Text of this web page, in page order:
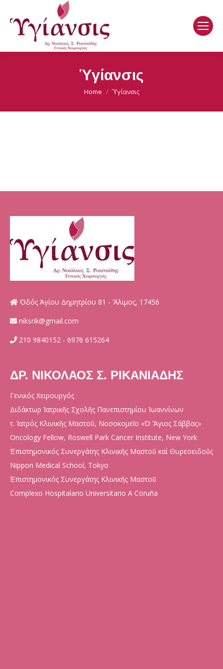
Ὑγίανσις
You are here:
Home Ὑγίανσις
Ὁδός Ἁγίου Δημητρίου 81 - Ἅλιμος, 17456
niksrik@gmail.com
210 9840152 - 6976 615264
ΔΡ. ΝΙΚΟΛΑΟΣ Σ. ΡΙΚΑΝΙΑΔΗΣ
Γενικός Χειρουργός
Διδάκτωρ Ἰατρικῆς Σχολῆς Πανεπιστημίου Ἰωαννίνων
τ. Ἰατρός Κλινικῆς Μαστοῦ, Νοσοκομεῖο «Ὁ Ἅγιος Σάββας»
Oncology Fellow, Roswell Park Cancer Institute, New York
Ἐπιστημονικός Συνεργάτης Κλινικῆς Μαστοῦ καί Θυρεοειδοῦς
Nippon Medical School, Tokyo
Ἐπιστημονικός Συνεργάτης Κλινικῆς Μαστοῦ
Complexo Hospitalario Universitario A Coruña